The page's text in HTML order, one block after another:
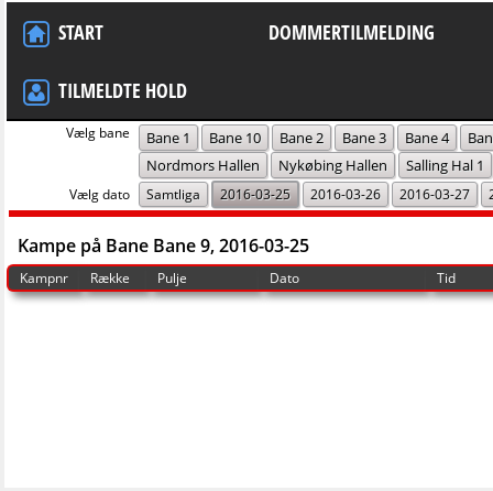
START DOMMERTILMELDING
TILMELDTE HOLD
Vælg bane Bane 1 Bane 10 Bane 2 Bane 3 Bane 4
Nordmors Hallen
Nykøbing Hallen Salling Hal 1
Vælg dato Samtliga 2016-03-25 2016-03-26 2016-03-27
Kampe på Bane Bane 9, 2016-03-25
Kampnr Række Pulje Dato Tid